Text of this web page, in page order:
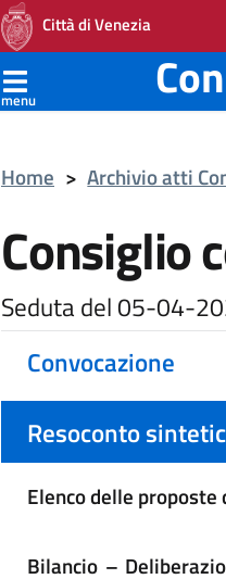
Città di Venezia
menu
Home > Archivio atti
Consiglio
Seduta del 05-04-
Convocazione
Resoconto
Elenco delle
Bilancio –